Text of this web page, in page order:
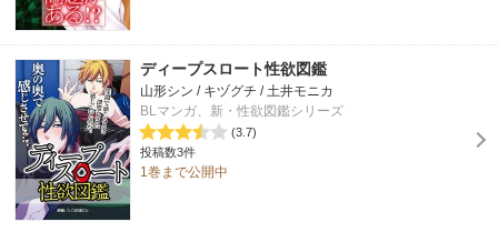
ディープスロート性欲図鑑
山形シン / キヅグチ / 土井モニカ
BLマンガ、新・性欲図鑑シリーズ
(3.7)
投稿数3件
1巻まで公開中